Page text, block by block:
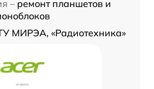
– ремонт планшетов и
МИРЭА, «Радиотехника»